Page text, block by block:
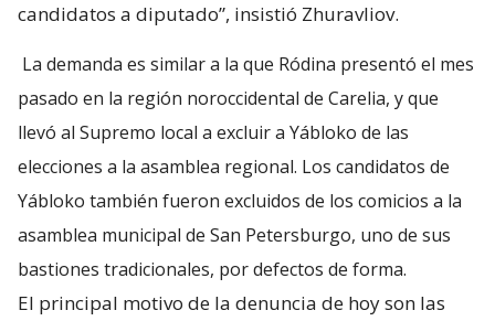
candidatos a diputado”, insistió Zhuravliov.
La demanda es similar a la que Ródina presentó el mes
pasado en la región noroccidental de Carelia, y que
llevó al Supremo local a excluir a Yábloko de las
elecciones a la asamblea regional. Los candidatos de
Yábloko también fueron excluidos de los comicios a la
asamblea municipal de San Petersburgo, uno de sus
bastiones tradicionales, por defectos de forma.
El principal motivo de la denuncia de hoy son las